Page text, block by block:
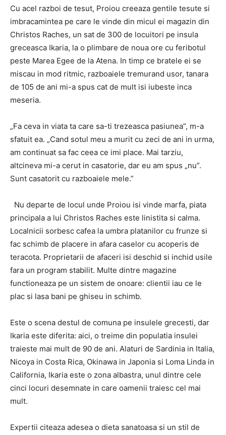
Cu acel razboi de tesut, Proiou creeaza gentile tesute si
imbracamintea pe care le vinde din micul ei magazin din
Christos Raches, un sat de 300 de locuitori pe insula
greceasca Ikaria, la o plimbare de noua ore cu feribotul
peste Marea Egee de la Atena. In timp ce bratele ei se
miscau in mod ritmic, razboaiele tremurand usor, tanara
de 105 de ani mi-a spus cat de mult isi iubeste inca
meseria.
„Fa ceva in viata ta care sa-ti trezeasca pasiunea”, m-a
sfatuit ea. „Cand sotul meu a murit cu zeci de ani in urma,
am continuat sa fac ceea ce imi place. Mai tarziu,
altcineva mi-a cerut in casatorie, dar eu am spus „nu”.
Sunt casatorit cu razboaiele mele.”
Nu departe de locul unde Proiou isi vinde marfa, piata
principala a lui Christos Raches este linistita si calma.
Localnicii sorbesc cafea la umbra platanilor cu frunze si
fac schimb de placere in afara caselor cu acoperis de
teracota. Proprietarii de afaceri isi deschid si inchid usile
fara un program stabilit. Multe dintre magazine
functioneaza pe un sistem de onoare: clientii iau ce le
plac si lasa bani pe ghiseu in schimb.
Este o scena destul de comuna pe insulele grecesti, dar
Ikaria este diferita: aici, o treime din populatia insulei
traieste mai mult de 90 de ani. Alaturi de Sardinia in Italia,
Nicoya in Costa Rica, Okinawa in Japonia si Loma Linda in
California, Ikaria este o zona albastra, unul dintre cele
cinci locuri desemnate in care oamenii traiesc cel mai
mult.
Expertii citeaza adesea o dieta sanatoasa si un stil de